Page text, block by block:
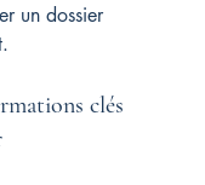
un dossier
clés